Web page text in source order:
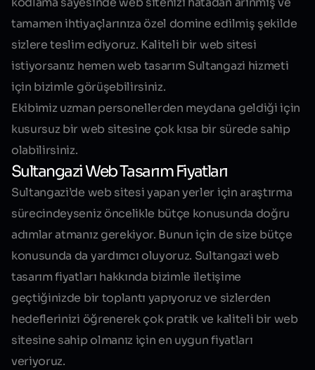
tamamen ihtiyaçlarınıza özel domine edilmiş şekilde
sizlere teslim ediyoruz. Kaliteli bir web sitesi
istiyorsanız hemen web tasarım Sultangazi hizmeti
için bizimle görüşebilirsiniz.
Ekibimiz uzman personellerden meydana geldiği için
kusursuz bir web sitesine çok kısa bir sürede sahip
olabilirsiniz.
Sultangazi Web Tasarım Fiyatları
Sultangazi’de web sitesi yapan yerler için araştırma
sürecindeyseniz öncelikle bütçe konusunda doğru
adımlar atmanız gerekiyor. Bunun için de size bütçe
konusunda da yardımcı oluyoruz. Sultangazi web
tasarım fiyatları hakkında bizimle iletişime
geçtiğinizde bir toplantı yapıyoruz ve sizlerden
hedeflerinizi öğrenerek çok pratik ve kaliteli bir web
sitesine sahip olmanız için en uygun fiyatları
veriyoruz.